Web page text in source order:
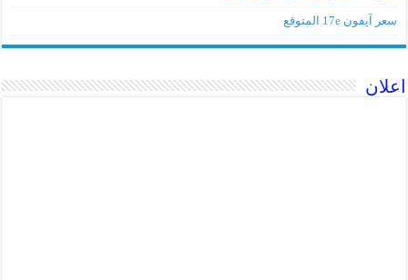
سعر آيفون 17e المتوقع
اعلان